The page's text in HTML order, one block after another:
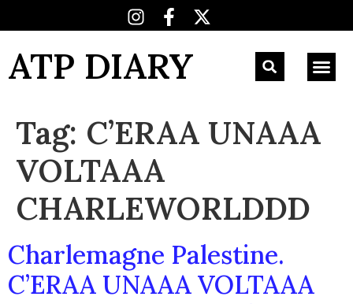
ATP DIARY
Tag: C’ERAA UNAAA
VOLTAAA
CHARLEWORLDDD
Charlemagne Palestine.
C’ERAA UNAAA VOLTAAA